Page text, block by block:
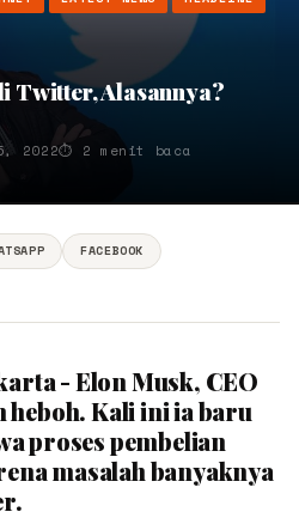
Twitter, Alasannya?
2022⏱ 2 menit baca
FACEBOOK
- Elon Musk, CEO
Kali ini ia baru
proses pembelian
masalah banyaknya